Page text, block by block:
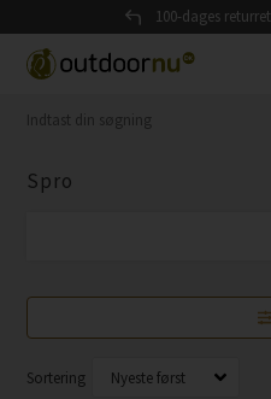
100-dages
Spro
Sortering